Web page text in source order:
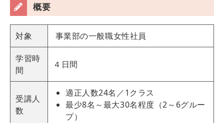
概要
対象 事業部の一般職女性社員
学習時
間
４日間
受講人
数
適正人数24名／1クラス
最少8名～最大30名程度（2～6グルー
プ）